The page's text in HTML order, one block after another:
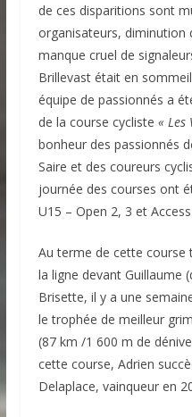
de ces disparitions sont
organisateurs, diminution
manque cruel de
Brillevast était en
équipe de passionnés a
de la course cycliste « Les
bonheur des passionnés
Saire et des coureurs
journée des courses ont
U15 – Open 2, 3 et
Au terme de cette course
la ligne devant Guillaume
Brisette, il y a une
le trophée de meilleur
(87 km /1 600 m de
cette course, Adrien
Delaplace, vainqueur en